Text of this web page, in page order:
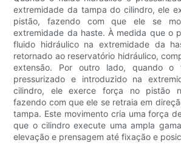
extremidade da tampa do cilindro, ele
pistão, fazendo com que ele se
extremidade da haste. À medida que o
fluido hidráulico na extremidade da
retornado ao reservatório hidráulico,
extensão. Por outro lado, quando o
pressurizado e introduzido na
cilindro, ele exerce força no pistão
fazendo com que ele se retraia em
tampa. Este movimento cria uma força
que o cilindro execute uma ampla
elevação e prensagem até fixação e